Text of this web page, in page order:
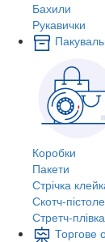
Бахили
Рукавички
Коробки
Пакети
Стрічка
Скотч-
Стретч-плівка
Торгове